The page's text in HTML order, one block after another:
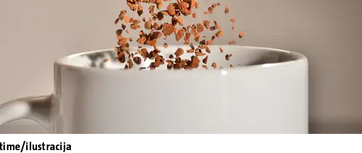
ilustracija